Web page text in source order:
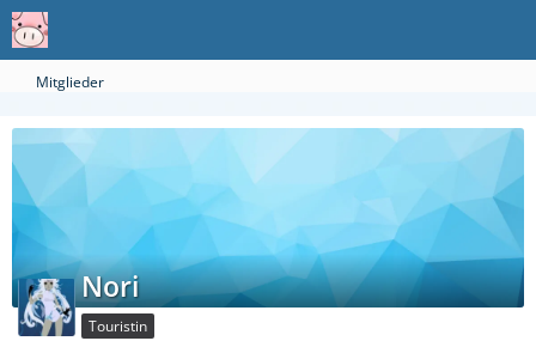
Mitglieder
Nori
Touristin